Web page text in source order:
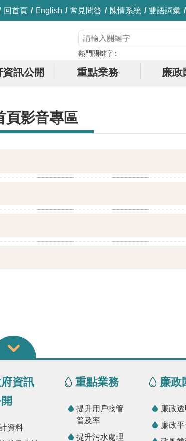
回首頁 English 常見問答 陳情系統 雙語詞彙
熱門關鍵字
資訊公開 重點業務 廉政
頁影音專區
資訊
資料
重點業務
提升用戶接管
普及率
提升污水處理
廉政
廉政
廉政